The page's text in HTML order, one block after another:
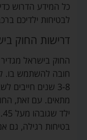
כל המידע הדרוש
לבטיחות ילדיכם
דרישות החוק
החוק בישראל
חובה להשתמש בו.
3-8 שנים
מתאים. עם זאת,
בטיחות רגילה, גם אם